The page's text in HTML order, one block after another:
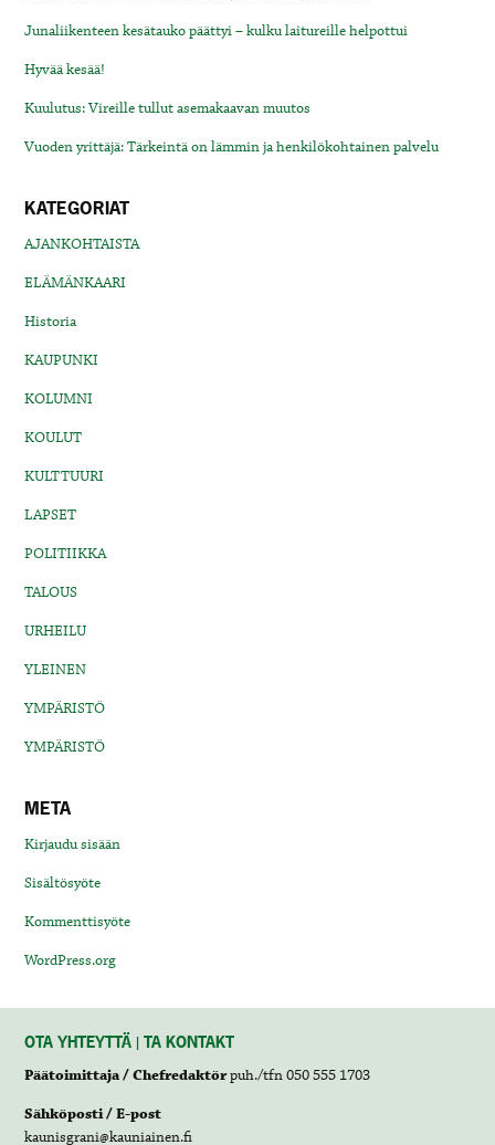
Junaliikenteen kesätauko päättyi – kulku laitureille helpottui
Hyvää kesää!
Kuulutus: Vireille tullut asemakaavan muutos
Vuoden yrittäjä: Tärkeintä on lämmin ja henkilökohtainen palvelu
KATEGORIAT
AJANKOHTAISTA
ELÄMÄNKAARI
Historia
KAUPUNKI
KOLUMNI
KOULUT
KULTTUURI
LAPSET
POLITIIKKA
TALOUS
URHEILU
YLEINEN
YMPÄRISTÖ
YMPÄRISTÖ
META
Kirjaudu sisään
Sisältösyöte
Kommenttisyöte
WordPress.org
OTA YHTEYTTÄ | TA KONTAKT
Päätoimittaja / Chefredaktörpuh./tfn 050 555 1703
Sähköposti / E-post
kaunisgrani@kauniainen.fi